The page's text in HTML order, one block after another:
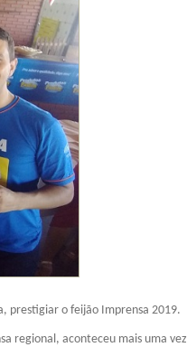
prestigiar o feijão Imprensa 2019.
regional, aconteceu mais uma vez